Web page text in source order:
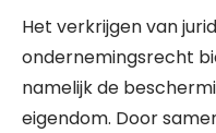
Het verkrijgen van
ondernemingsrecht
namelijk de
eigendom. Door